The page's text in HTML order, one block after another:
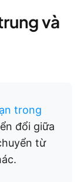
và
trong
đổi giữa
từ